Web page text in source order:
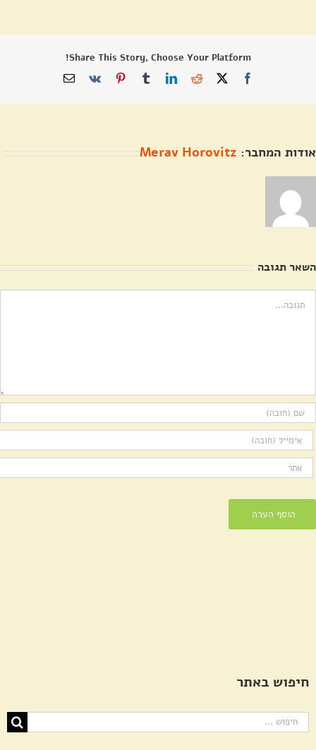
Share This Story, Choose Your Platform!
Facebook
X
Reddit
LinkedIn
Tumblr
Pinterest
Vk
כתובת
אודות המחבר: Merav Horovitz
השאר תגובה
חיפוש באתר
חיפוש...